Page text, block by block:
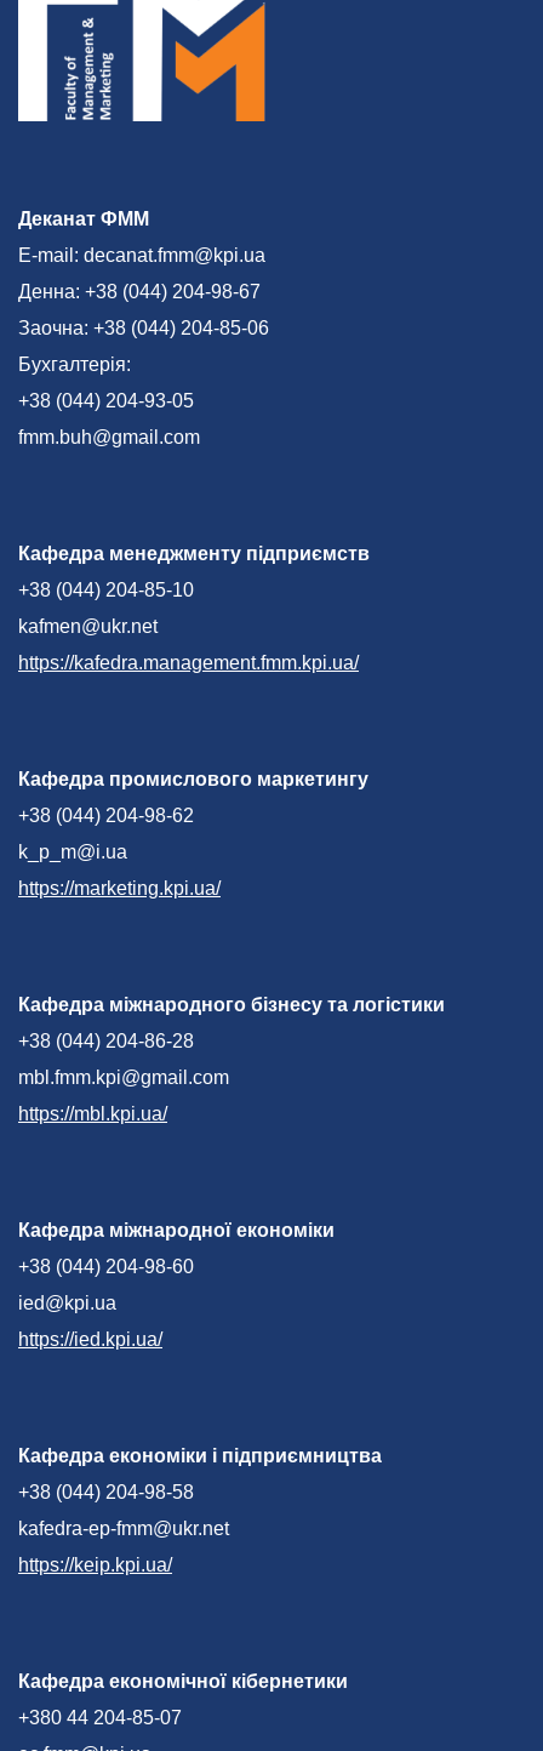
Деканат ФММ
E-mail: decanat.fmm@kpi.ua
Денна: +38 (044) 204-98-67
Заочна: +38 (044) 204-85-06
Бухгалтерія:
+38 (044) 204-93-05
fmm.buh@gmail.com
Кафедра менеджменту підприємств
+38 (044) 204-85-10
kafmen@ukr.net
https://kafedra.management.fmm.kpi.ua/
Кафедра промислового маркетингу
+38 (044) 204-98-62
k_p_m@i.ua
https://marketing.kpi.ua/
Кафедра міжнародного бізнесу та логістики
+38 (044) 204-86-28
mbl.fmm.kpi@gmail.com
https://mbl.kpi.ua/
Кафедра міжнародної економіки
+38 (044) 204-98-60
ied@kpi.ua
https://ied.kpi.ua/
Кафедра економіки і підприємництва
+38 (044) 204-98-58
kafedra-ep-fmm@ukr.net
https://keip.kpi.ua/
Кафедра економічної кібернетики
+380 44 204-85-07